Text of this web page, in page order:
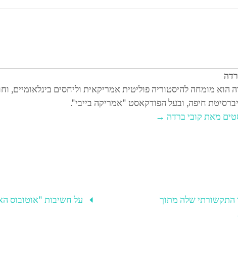
הוא מומחה להיסטוריה פוליטית אמריקאית וליחסים בינלאומיים,
חיפה, ובעל הפודקאסט "אמריקה בייבי".
מאת קובי ברדה →
על חשיבות "אוטובוס
התקשורתי שלה מתוך